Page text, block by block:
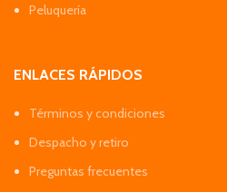
Peluquería
ENLACES RÁPIDOS
Términos y condiciones
Despacho y retiro
Preguntas frecuentes